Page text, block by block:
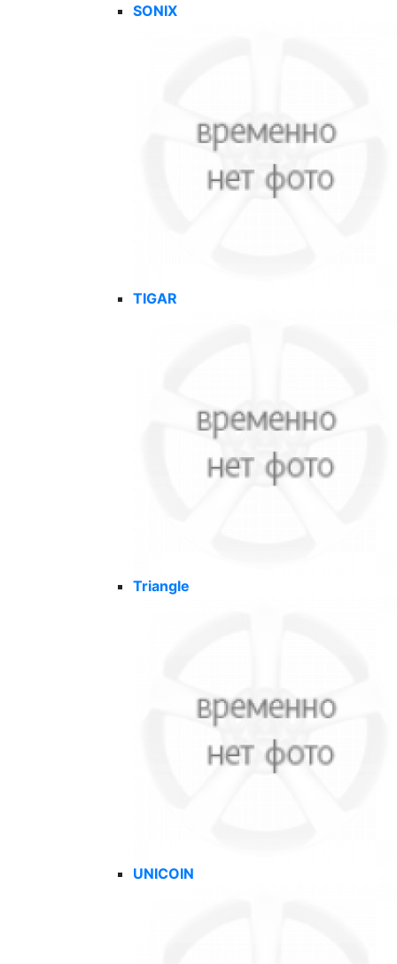
SONIX
TIGAR
Triangle
UNICOIN